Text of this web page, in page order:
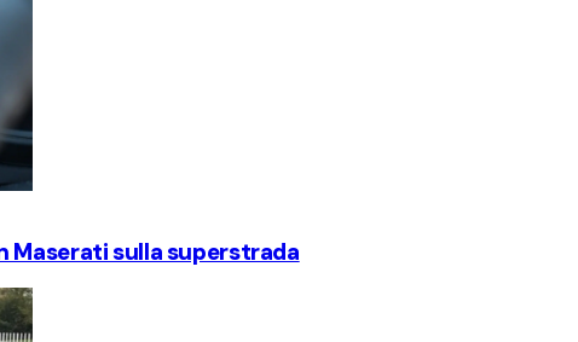
Maserati sulla superstrada